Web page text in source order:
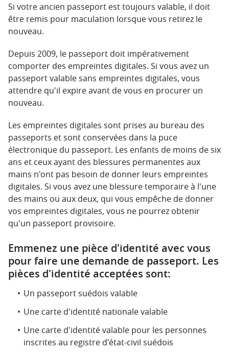
Si votre ancien passeport est toujours valable, il doit
être remis pour maculation lorsque vous retirez le
nouveau.
Depuis 2009, le passeport doit impérativement
comporter des empreintes digitales. Si vous avez un
passeport valable sans empreintes digitales, vous
attendre qu'il expire avant de vous en procurer un
nouveau.
Les empreintes digitales sont prises au bureau des
passeports et sont conservées dans la puce
électronique du passeport. Les enfants de moins de six
ans et ceux ayant des blessures permanentes aux
mains n'ont pas besoin de donner leurs empreintes
digitales. Si vous avez une blessure temporaire à l'une
des mains ou aux deux, qui vous empêche de donner
vos empreintes digitales, vous ne pourrez obtenir
qu'un passeport provisoire.
Emmenez une pièce d'identité avec vous
pour faire une demande de passeport. Les
pièces d'identité acceptées sont:
Un passeport suédois valable
Une carte d'identité nationale valable
Une carte d'identité valable pour les personnes
inscrites au registre d'état-civil suédois